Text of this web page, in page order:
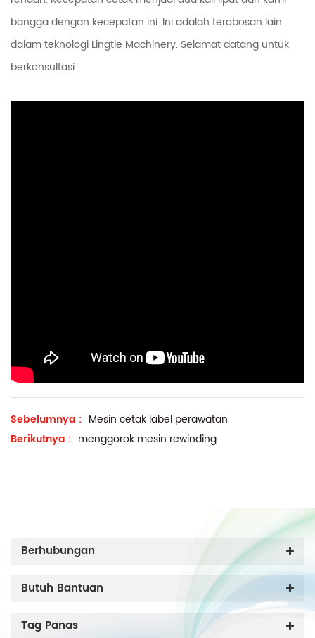
bangga dengan kecepatan ini. Ini adalah terobosan lain
dalam teknologi Lingtie Machinery. Selamat datang untuk
berkonsultasi.
Sebelumnya : Mesin cetak label perawatan
Berikutnya : menggorok mesin rewinding
Berhubungan
Butuh Bantuan
Tag Panas